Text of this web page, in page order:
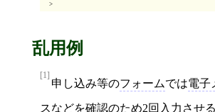
>
乱用例
[1]
申し込み等のフォームでは電子
スなどを確認のため2回入力させ